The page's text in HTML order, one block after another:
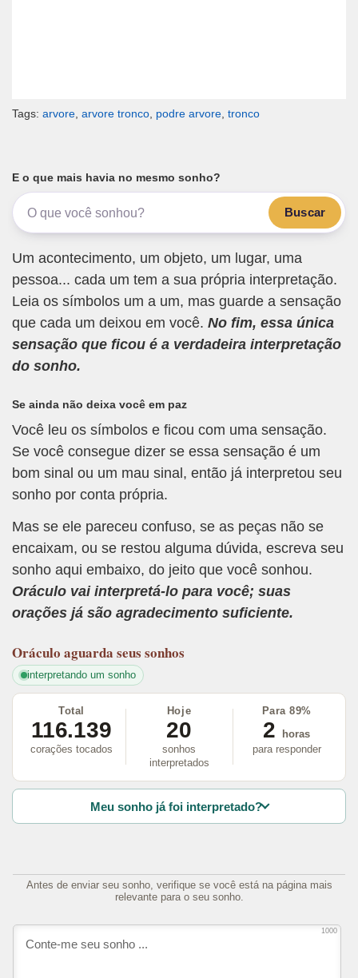
Tags: arvore arvore tronco podre arvore tronco
E o que mais havia no mesmo sonho?
Buscar
Um acontecimento, um objeto, um lugar, uma
pessoa... cada um tem a sua própria interpretação.
Leia os símbolos um a um, mas guarde a sensação
que cada um deixou em você. No fim, essa única
sensação que ficou é a verdadeira interpretação
do sonho.
Se ainda não deixa você em paz
Você leu os símbolos e ficou com uma sensação.
Se você consegue dizer se essa sensação é um
bom sinal ou um mau sinal, então já interpretou seu
sonho por conta própria.
Mas se ele pareceu confuso, se as peças não se
encaixam, ou se restou alguma dúvida, escreva seu
sonho aqui embaixo, do jeito que você sonhou.
Oráculo vai interpretá-lo para você; suas
orações já são agradecimento suficiente.
Oráculo aguarda seus sonhos
interpretando um sonho
Total
116.139
corações tocados
Hoje
20
sonhos
interpretados
Para 89%
2
horas
para responder
Meu sonho já foi interpretado?
Antes de enviar seu sonho, verifique se você está na página mais
relevante para o seu sonho.
1000